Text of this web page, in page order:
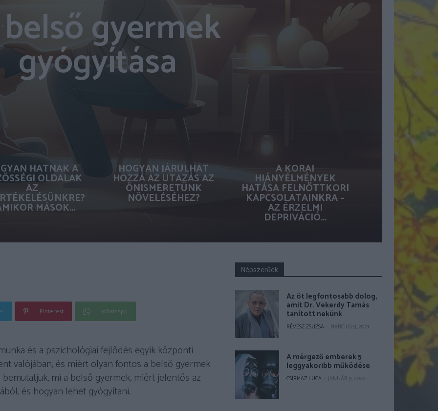
gyermek
gyógyítása
HATNAK A
OLDALAK
AZ
MÁSOK...
HOGYAN JÁRULHAT
HOZZÁ AZ UTAZÁS AZ
ÖNISMERETÜNK
NÖVELÉSÉHEZ?
A KORAI
HIÁNYÉLMÉNYEK
HATÁSA FELNŐTTKORI
KAPCSOLATAINKRA –
AZ ÉRZELMI
DEPRIVÁCIÓ...
Pinterest WhatsApp
és a pszichológiai fejlődés egyik központi
valójában, és miért olyan fontos a belső gyermek
mi a belső gyermek, miért jelentős az
és hogyan lehet gyógyítani.
Népszerűek
Az öt legfontosabb dolog,
amit Dr. Vekerdy Tamás
tanított nekünk
RÉVÉSZ ZSUZSA MÁRCIUS 9, 2021
A mérgező emberek 5
leggyakoribb működése
CSIRMAZ LUCA JANUÁR 9, 2022